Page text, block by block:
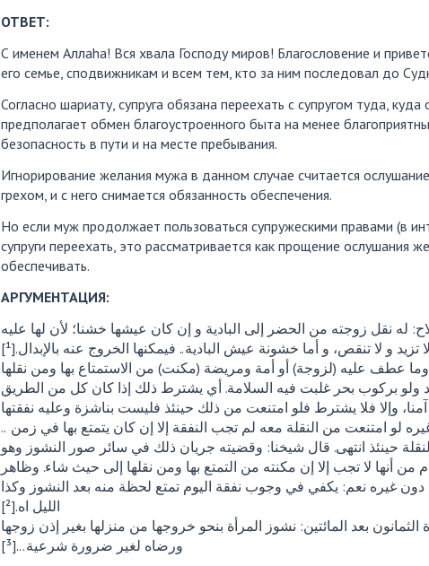
ОТВЕТ:
С именем Аллаhа! Вся хвала Господу миров! Благословение и
его семье, сподвижникам и всем тем, кто за ним последовал до
Согласно шариату, супруга обязана переехать с супругом туда,
предполагает обмен благоустроенного быта на менее
безопасность в пути и на месте пребывания.
Игнорирование желания мужа в данном случае считается
грехом, и с него снимается обязанность обеспечения.
Но если муж продолжает пользоваться супружескими правами (в
супруги переехать, это рассматривается как прощение ослушания
обеспечивать.
АРГУМЕНТАЦИЯ:
له نقل زوجته من الحضر إلى البادية و إن كان عيشها خشنا؛ لأن لها عليه
تزيد و لا تنقص، و أما خشونة عيش البادية.. فيمكنها الخروج عنه بالإبدال.[¹]
وما عطف عليه (لزوجة) أو أمة ومريضة (مكنت) من الاستمتاع بها ومن نقلها
بركوب بحر غلبت فيه السلامة. أي يشترط ذلك إذا كان كل من الطريق
.. وفي الجواهر وغيرها عن الماوردي وغيره لو امتنعت من النقلة معه لم تجب النفقة إلا إن كان يتمتع بها في زمن
حينئذ انتهى. قال شيخنا: وقضيته جريان ذلك في سائر صور النشوز وهو
أنها لا تجب إلا إن مكنته من التمتع بها ومن نقلها إلى حيث شاء. وظاهر
دون غيره نعم: يكفي في وجوب نفقة اليوم تمتع لحظة منه بعد النشوز وكذا
الليل اه.[²]
الثمانون بعد المائتين: نشوز المرأة بنحو خروجها من منزلها بغير إذن زوجها
ورضاه لغير ضرورة شرعية...[³]